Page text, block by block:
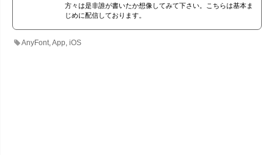
方々は是非誰が書いたか想像してみて下さい。こちらは基本ま
じめに配信しております。
AnyFont ,App ,iOS